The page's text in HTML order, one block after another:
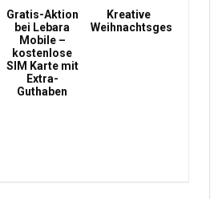
Gratis-Aktion
bei Lebara
Mobile –
kostenlose
SIM Karte mit
Extra-
Guthaben
Kreative
Weihnachtsgeschenke